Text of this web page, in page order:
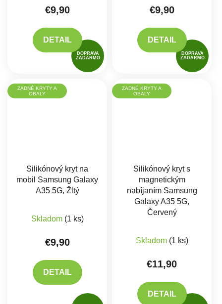
DOPRAVA
ZADARMO
€9,90
DETAIL
DOPRAVA
ZADARMO
€9,90
DETAIL
ZADNÉ KRYTY A
OBALY
Silikónový kryt na
mobil Samsung Galaxy
A35 5G, Žltý
Skladom (1 ks)
€9,90
DETAIL
ZADNÉ KRYTY A
OBALY
Silikónový kryt s
magnetickým
nabíjaním Samsung
Galaxy A35 5G,
Červený
Skladom (1 ks)
€11,90
DETAIL